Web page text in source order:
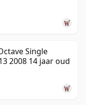
Single
2008 14 jaar oud